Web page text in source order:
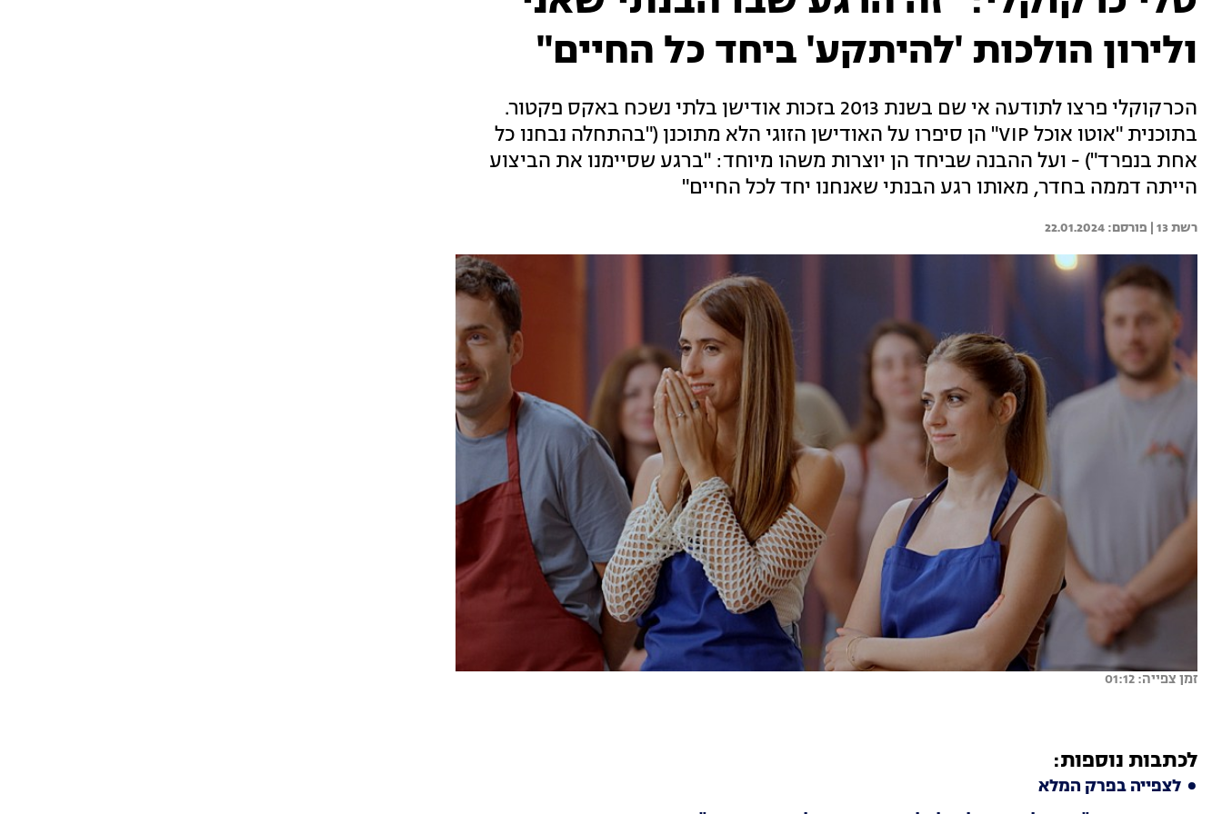
ולירון הולכות 'להיתקע' ביחד כל החיים"
הכרקוקלי פרצו לתודעה אי שם בשנת 2013 בזכות אודישן בלתי נשכח באקס פקטור.
בתוכנית "אוטו אוכל VIP" הן סיפרו על האודישן הזוגי הלא מתוכנן ("בהתחלה נבחנו כל
אחת בנפרד") - ועל ההבנה שביחד הן יוצרות משהו מיוחד: "ברגע שסיימנו את הביצוע
הייתה דממה בחדר, מאותו רגע הבנתי שאנחנו יחד לכל החיים"
רשת 13 | 22.01.2024
זמן צפייה: 01:12
לכתבות נוספות:
לצפייה בפרק המלא